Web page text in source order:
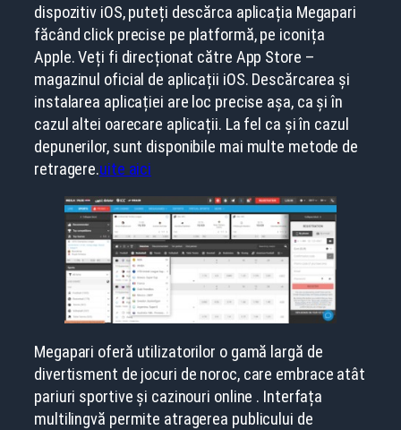
dispozitiv iOS, puteți descărca aplicația Megapari
făcând click precise pe platformă, pe iconița
Apple. Veți fi direcționat către App Store –
magazinul oficial de aplicații iOS. Descărcarea și
instalarea aplicației are loc precise așa, ca și în
cazul altei oarecare aplicații. La fel ca și în cazul
depunerilor, sunt disponibile mai multe metode de
retragere.uite aici
Megapari oferă utilizatorilor o gamă largă de
divertisment de jocuri de noroc, care embrace atât
pariuri sportive și cazinouri online . Interfața
multilingvă permite atragerea publicului de